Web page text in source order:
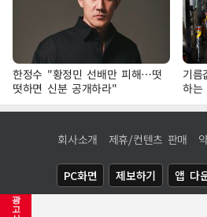
광
고
한정수 "황정민 선배만 피해…떳
떳하면 신분 공개하라"
기
하는
회사소개 제휴/컨텐츠 판매
PC화면 제보하기 앱 다